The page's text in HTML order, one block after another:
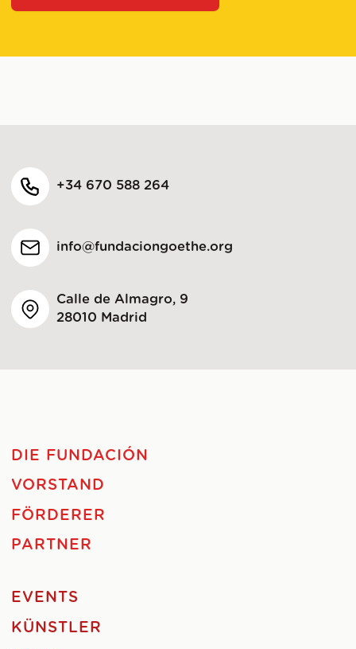
+34 670 588 264
info@fundaciongoethe.org
Calle de Almagro, 9
28010 Madrid
DIE FUNDACIÓN
VORSTAND
FÖRDERER
PARTNER
EVENTS
KÜNSTLER